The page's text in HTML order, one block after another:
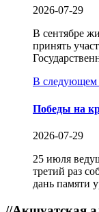
2026-07-29
В сентябре
принять
В следующем
Победы на
2026-07-29
25 июля
третий раз
дань памяти